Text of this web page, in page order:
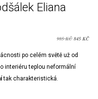
Eliana
985KČ PŮVODNÍ
845KČ
po celém světě už od
interiéru teplou neformální
tak charakteristická.